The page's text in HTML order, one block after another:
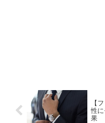
【
性
果